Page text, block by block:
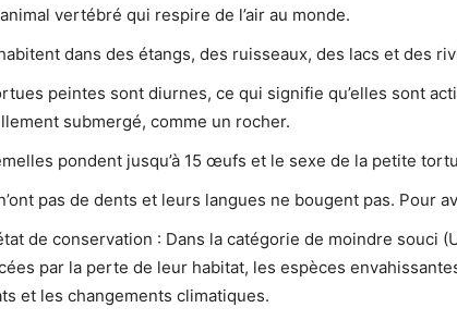
vertébré qui respire de l’air au monde.
dans des étangs, des ruisseaux, des lacs et des
peintes sont diurnes, ce qui signifie qu’elles sont
submergé, comme un rocher.
pondent jusqu’à 15 œufs et le sexe de la petite
pas de dents et leurs langues ne bougent pas. Pour
de conservation : Dans la catégorie de moindre souci
par la perte de leur habitat, les espèces
et les changements climatiques.